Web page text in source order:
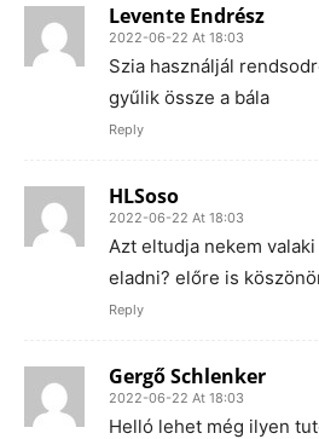
Levente Endrész
2022-06-22 At 18:03
Szia használjál
gyűlik össze a bála
Reply
HLSoso
2022-06-22 At 18:03
Azt eltudja nekem
eladni? előre is
Reply
Gergő Schlenker
2022-06-22 At 18:03
Helló lehet még ilyen